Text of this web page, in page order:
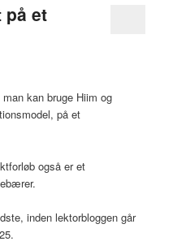
på et
kan bruge Hiim og
på et
også er et
inden lektorbloggen går